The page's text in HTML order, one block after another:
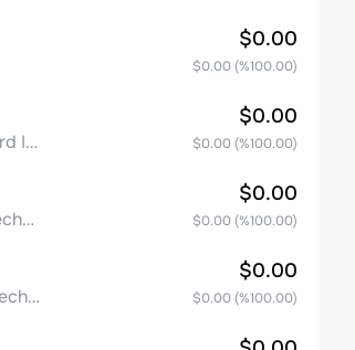
$0.00
$0.00(%100.00)
Mastercard Incorporated
$0.00
$0.00(%100.00)
Micron Technology, Inc.
$0.00
$0.00(%100.00)
Palantir Technologies Inc. Class A Common Stock
$0.00
$0.00(%100.00)